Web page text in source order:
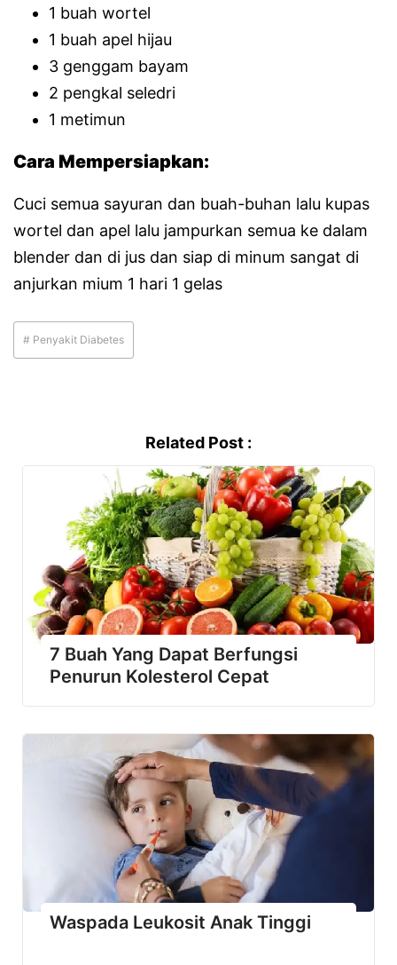
1 buah wortel
1 buah apel hijau
3 genggam bayam
2 pengkal seledri
1 metimun
Cara Mempersiapkan:
Cuci semua sayuran dan buah-buhan lalu kupas
wortel dan apel lalu jampurkan semua ke dalam
blender dan di jus dan siap di minum sangat di
anjurkan mium 1 hari 1 gelas
# Penyakit Diabetes
Related Post :
7 Buah Yang Dapat Berfungsi
Penurun Kolesterol Cepat
Waspada Leukosit Anak Tinggi